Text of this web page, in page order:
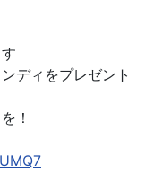
ディをプレゼント
！